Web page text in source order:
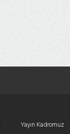
Yayın Kadromuz